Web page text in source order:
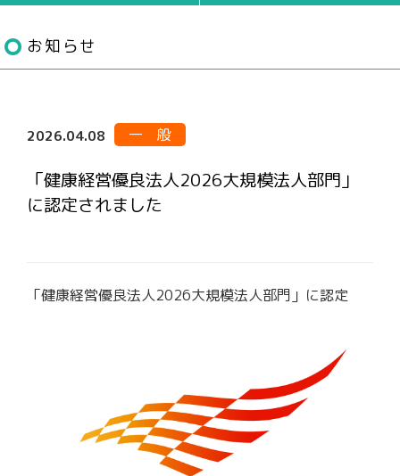
お知らせ
2026.04.08 一 般
「健康経営優良法人2026大規模法人部門」
に認定されました
「健康経営優良法人2026大規模法人部門」に認定